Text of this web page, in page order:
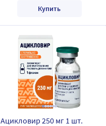
Купить
Ацикловир 250 мг 1 шт.